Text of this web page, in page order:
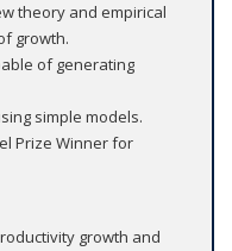
theory and empirical
growth.
of generating
simple models.
Prize Winner for
growth and